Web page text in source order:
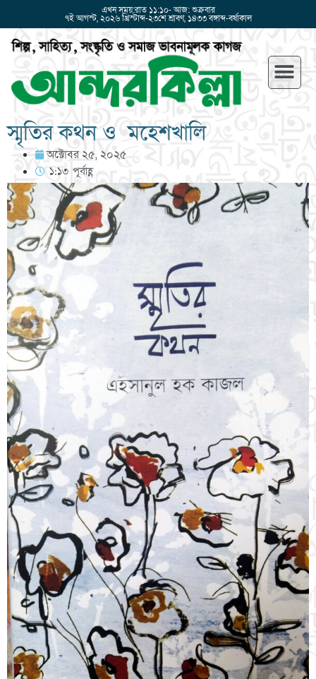
এখন সময়:রাত ১১:১০- আজ: শুক্রবার
৭ই আগস্ট, ২০২৬ খ্রিস্টাব্দ-২৩শে শ্রাবণ, ১৪৩৩ বঙ্গাব্দ-বর্ষাকাল
স্মৃতির কথন ও মহেশখালি
অক্টোবর ২৫, ২০২৫
১:১৩ পূর্বাহ্ণ